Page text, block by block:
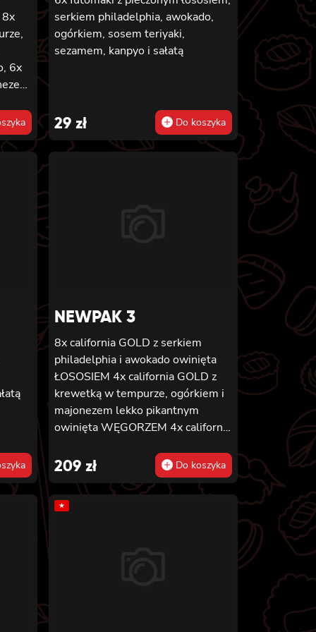
8x
6x
z
serkiem philadelphia, awokado,
ogórkiem, sosem teriyaki,
sezamem, kanpyo i sałatą
29 zł Do koszyka
NEWPAK 3
8x california GOLD z serkiem
philadelphia i awokado owinięta
ŁOSOSIEM
krewetką w tempurze, ogórkiem i
majonezem lekko pikantnym
owinięta WĘGORZEM 4x california
ogórkiem i majonezem lekko
pikantnym owinięta TUŃCZYKIEM
4x california GOLD z krewetką w
tempurze, ogórkiem i majonezem
krewetką w tempurze, ogórkiem i
majonezem lekko pikantnym
209 zł Do koszyka
★